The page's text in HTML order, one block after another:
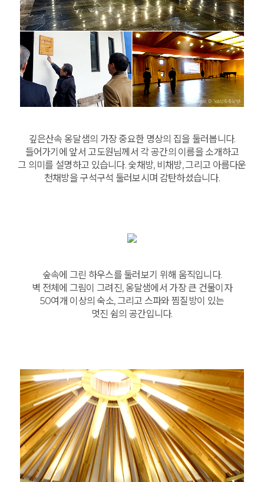
깊은산속 옹달샘의 가장 중요한 명상의 집을 둘러봅니다.
들어가기에 앞서 고도원님께서 각 공간의 이름을 소개하고
그 의미를 설명하고 있습니다. 숯채방, 비채방, 그리고 아름다운
천채방을 구석구석 둘러보시며 감탄하셨습니다.
숲속에 그린 하우스를 둘러보기 위해 움직입니다.
벽 전체에 그림이 그려진, 옹달샘에서 가장 큰 건물이자
50여개 이상의 숙소, 그리고 스파와 찜질방이 있는
멋진 쉼의 공간입니다.